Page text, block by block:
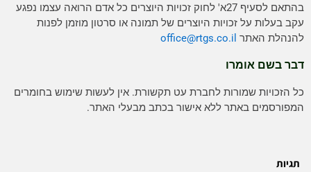
בהתאם לסעיף 27א' לחוק זכויות היוצרים כל אדם הרואה עצמו נפגע
עקב בעלות על זכויות היוצרים של תמונה או סרטון מוזמן לפנות
להנהלת האתר
office@rtgs.co.il
דבר בשם אומרו
כל הזכויות שמורות לחברת עט תקשורת. אין לעשות שימוש בחומרים
המפורסמים באתר ללא אישור בכתב מבעלי האתר.
תגיות